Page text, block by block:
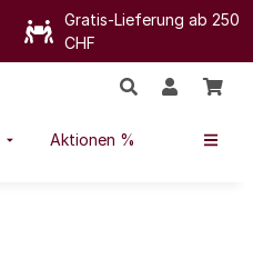
Gratis-Lieferung ab 250
CHF
Aktionen %